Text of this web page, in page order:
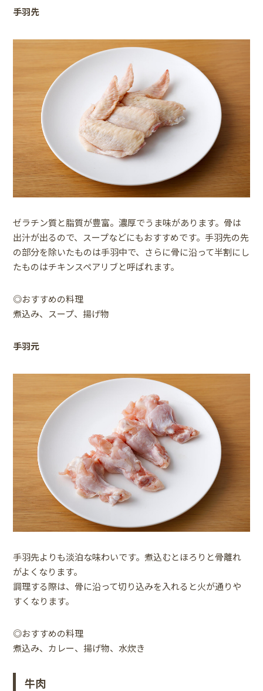
手羽先
ゼラチン質と脂質が豊富。濃厚でうま味があります。骨は
出汁が出るので、スープなどにもおすすめです。手羽先の先
の部分を除いたものは手羽中で、さらに骨に沿って半割にし
たものはチキンスペアリブと呼ばれます。
◎おすすめの料理
煮込み、スープ、揚げ物
手羽元
手羽先よりも淡泊な味わいです。煮込むとほろりと骨離れ
がよくなります。
調理する際は、骨に沿って切り込みを入れると火が通りや
すくなります。
◎おすすめの料理
煮込み、カレー、揚げ物、水炊き
牛肉